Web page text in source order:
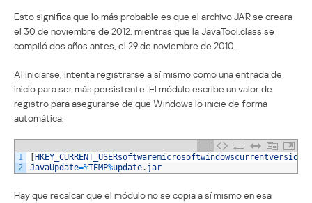
Esto significa que lo más probable es que el archivo JAR se creara
el 30 de noviembre de 2012, mientras que la JavaTool.class se
compiló dos años antes, el 29 de noviembre de 2010.
Al iniciarse, intenta registrarse a sí mismo como una entrada de
inicio para ser más persistente. El módulo escribe un valor de
registro para asegurarse de que Windows lo inicie de forma
automática:
1
2
JavaUpdate=%TEMP%update. jar
Hay que recalcar que el módulo no se copia a sí mismo en esa